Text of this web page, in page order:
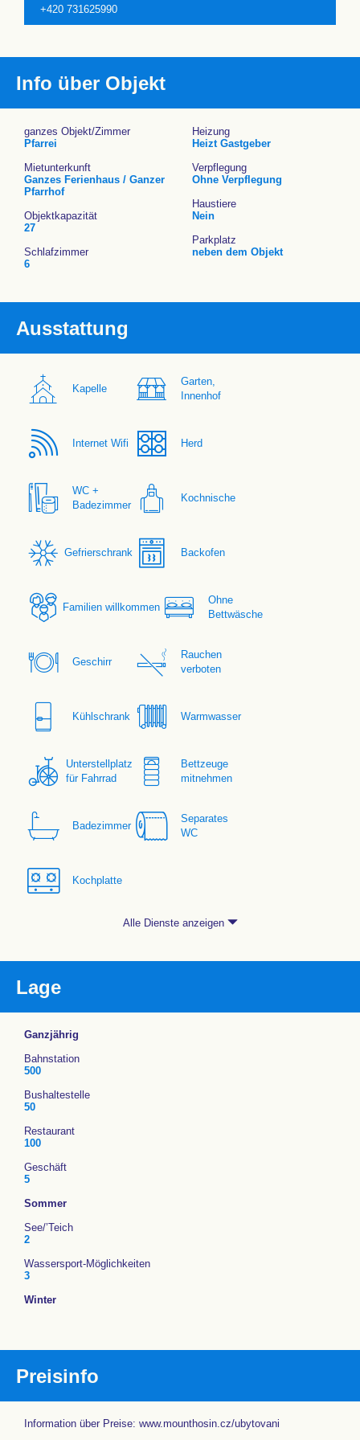
+420 731625990
Info über Objekt
ganzes Objekt/Zimmer
Pfarrei
Mietunterkunft
Ganzes Ferienhaus / Ganzer
Pfarrhof
Objektkapazität
27
Schlafzimmer
6
Heizung
Heizt Gastgeber
Verpflegung
Ohne Verpflegung
Haustiere
Nein
Parkplatz
neben dem Objekt
Ausstattung
Kapelle
Garten,
Innenhof
Internet Wifi Herd
WC +
Badezimmer
Kochnische
Gefrierschrank Backofen
Familien willkommen
Ohne
Bettwäsche
Geschirr
Rauchen
verboten
Kühlschrank Warmwasser
Unterstellplatz
für Fahrrad
Bettzeuge
mitnehmen
Badezimmer
Separates
WC
Kochplatte
Alle Dienste anzeigen
Lage
Ganzjährig
Bahnstation
500
Bushaltestelle
50
Restaurant
100
Geschäft
5
Sommer
See/’Teich
2
Wassersport-Möglichkeiten
3
Winter
Preisinfo
Information über Preise: www.mounthosin.cz/ubytovani